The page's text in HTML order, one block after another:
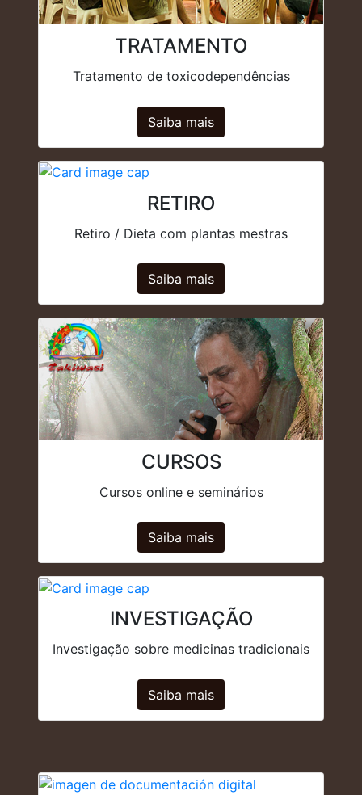
TRATAMENTO
Tratamento de toxicodependências
Saiba mais
RETIRO
Retiro / Dieta com plantas mestras
Saiba mais
CURSOS
Cursos online e seminários
Saiba mais
INVESTIGAÇÃO
Investigação sobre medicinas tradicionais
Saiba mais